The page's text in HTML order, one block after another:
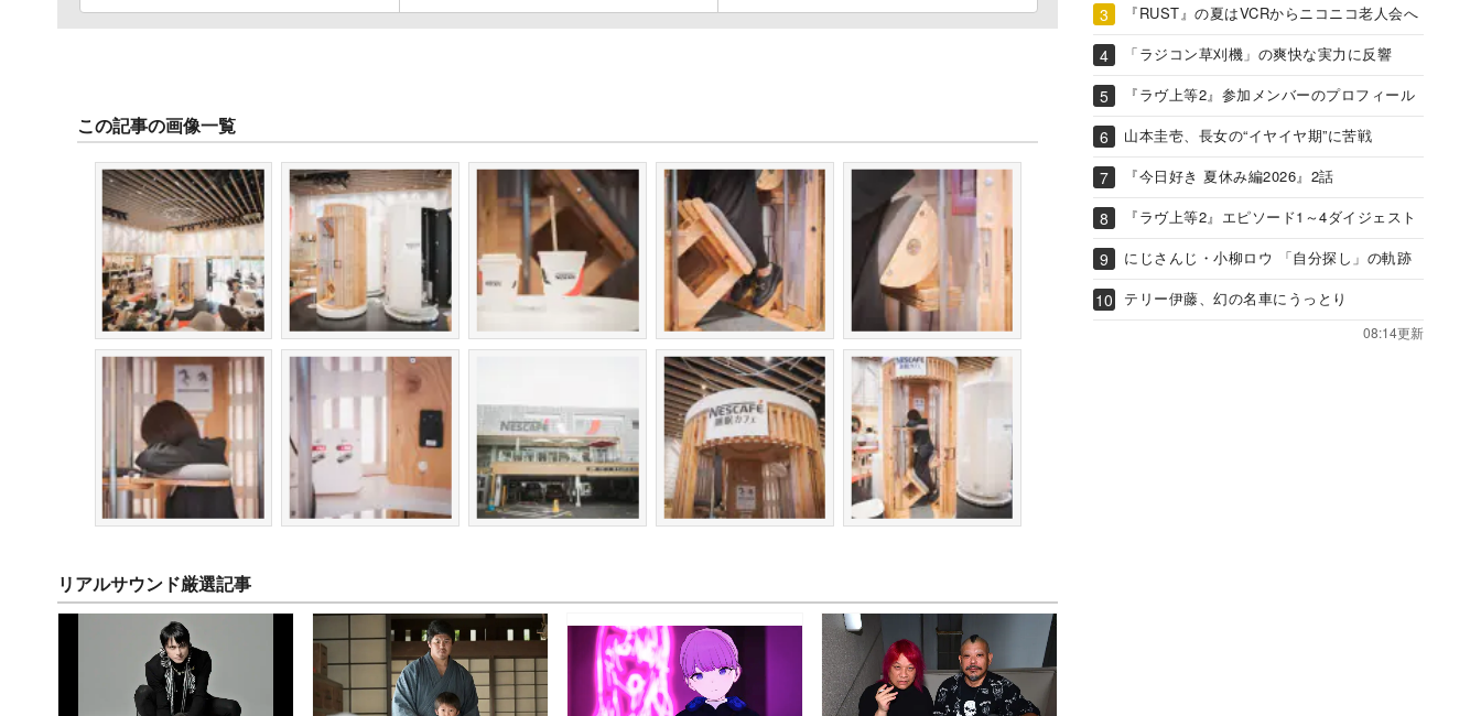
この記事の画像一覧
リアルサウンド厳選記事
『RUST』の夏はVCRからニコニコ老人会へ
「ラジコン草刈機」の爽快な実力に反響
『ラヴ上等2』参加メンバーのプロフィール
山本圭壱、長女の“イヤイヤ期”に苦戦
『今日好き 夏休み編2026』2話
『ラヴ上等2』エピソード1～4ダイジェスト
にじさんじ・小柳ロウ 「自分探し」の軌跡
テリー伊藤、幻の名車にうっとり
08:14更新